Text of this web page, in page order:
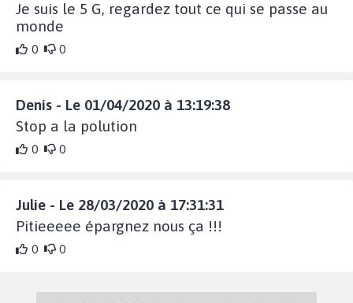
Je suis le 5 G, regardez tout ce qui se passe au
monde
0 0
Denis - Le 01/04/2020 à 13:19:38
Stop a la polution
0 0
Julie - Le 28/03/2020 à 17:31:31
Pitieeeee épargnez nous ça !!!
0 0